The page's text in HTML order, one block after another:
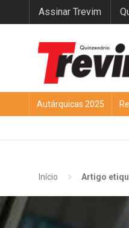
Assinar Trevim
Autárquicas 2025
Início Artigo